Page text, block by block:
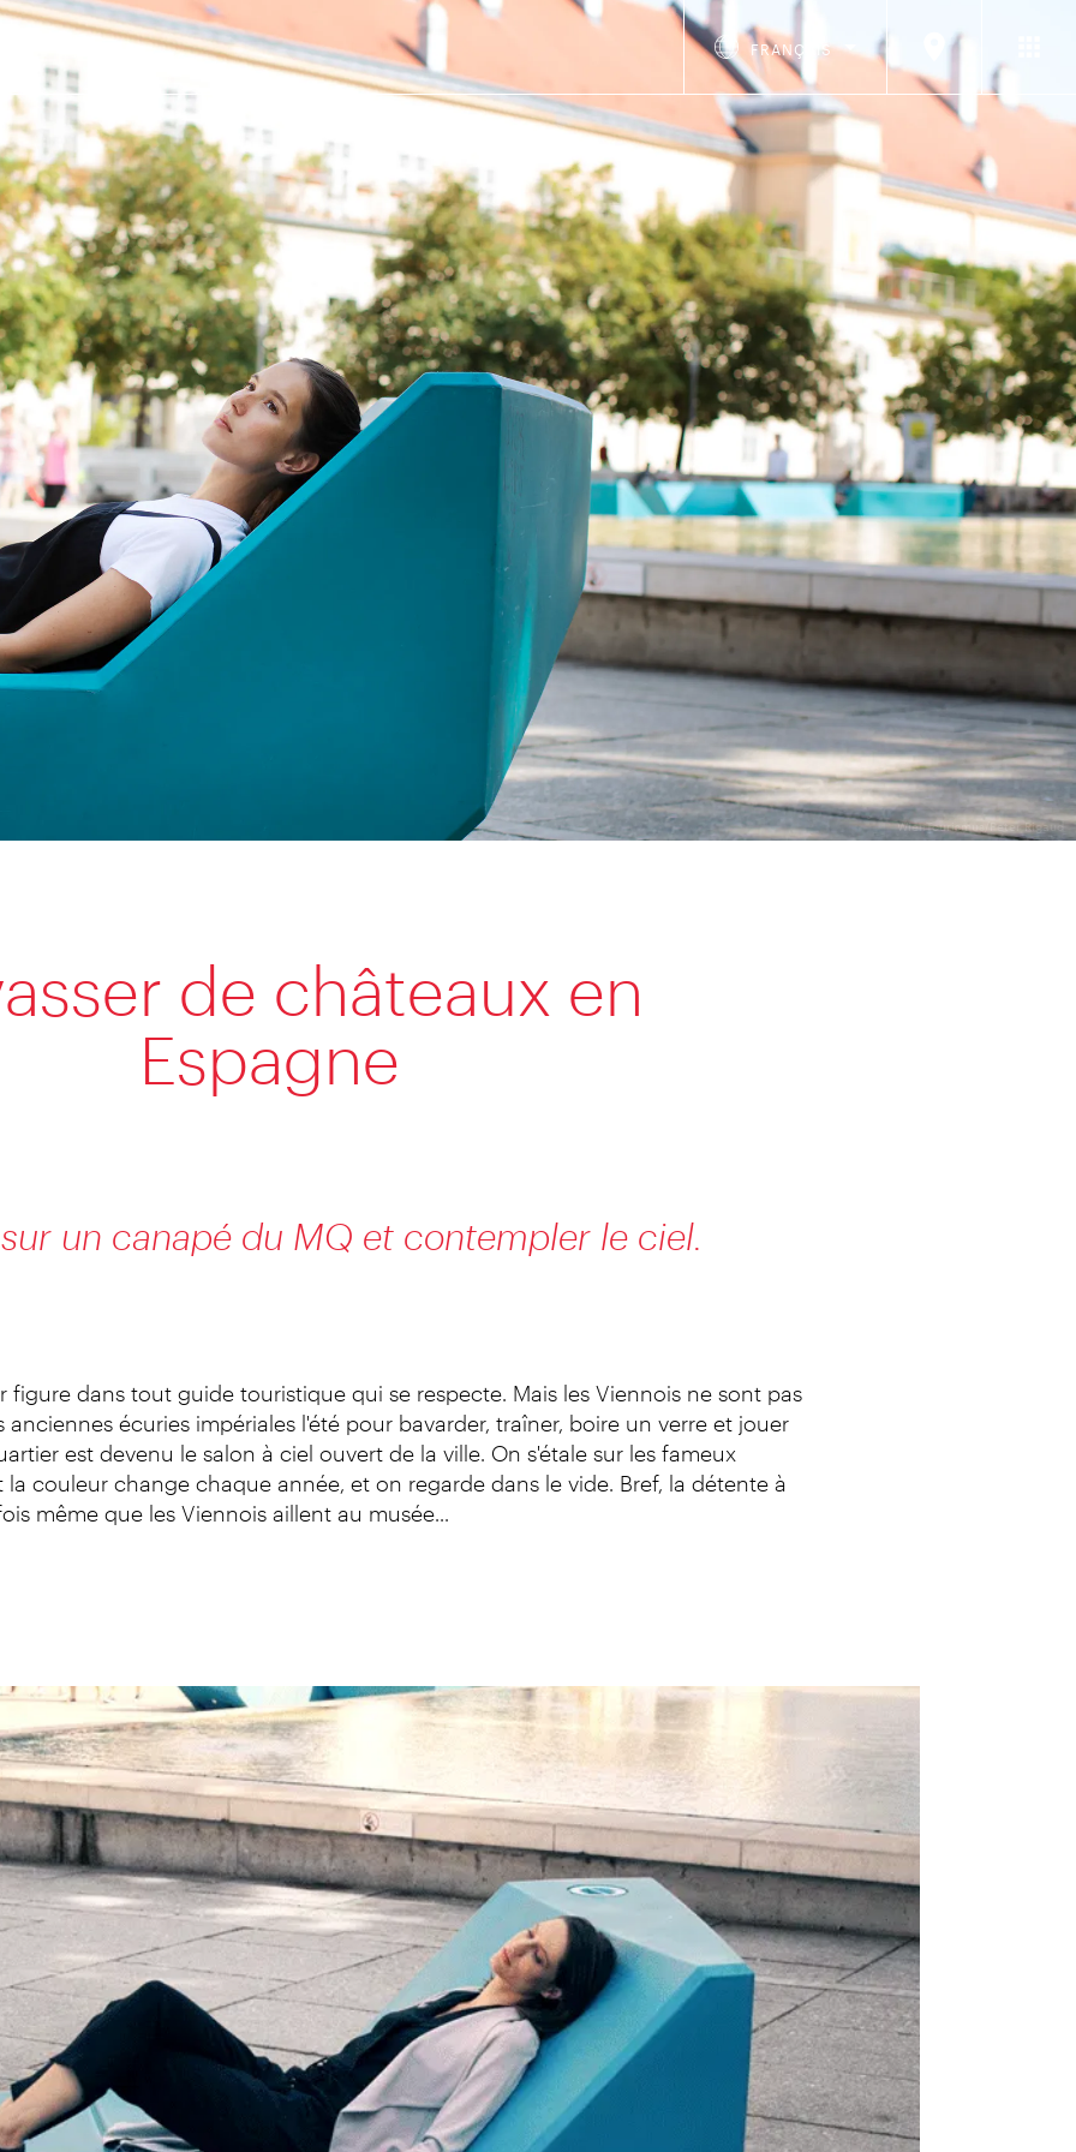
FRANÇAIS
WienTourismus/Peter Rigaud
de châteaux en
Espagne
un canapé du MQ et contempler le ciel.
figure dans tout guide touristique qui se respecte. Mais les Viennois ne sont pas
anciennes écuries impériales l'été pour bavarder, traîner, boire un verre et jouer
est devenu le salon à ciel ouvert de la ville. On s'étale sur les fameux
couleur change chaque année, et on regarde dans le vide. Bref, la détente à
même que les Viennois aillent au musée...